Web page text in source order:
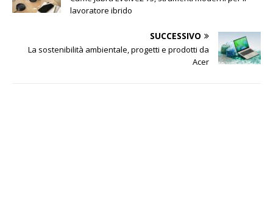
lavoratore ibrido
SUCCESSIVO
La sostenibilità ambientale, progetti e prodotti da
Acer